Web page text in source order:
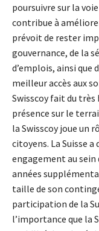
poursuivre sur la
contribue à
prévoit de rester
gouvernance, de la
d’emplois, ainsi que
meilleur accès aux
Swisscoy fait du très
présence sur le
la Swisscoy joue un
citoyens. La Suisse a
engagement au sein
années
taille de son
participation de la
l’importance que la